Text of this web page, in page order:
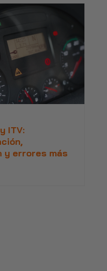
ITV:
y errores más